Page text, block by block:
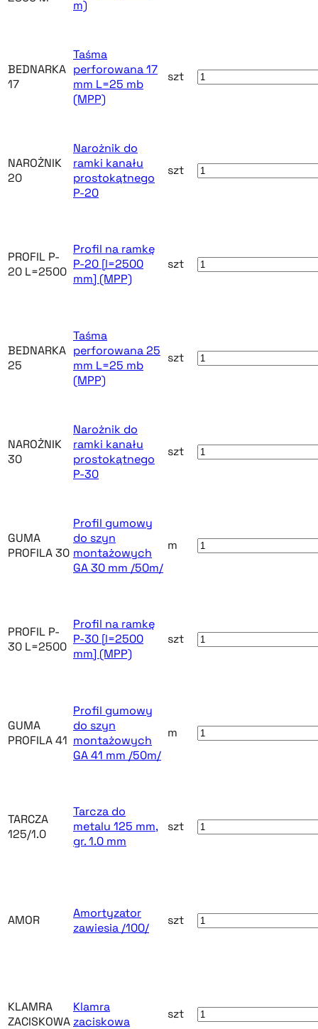
m)
BEDNARKA
17
Taśma
perforowana 17
mm L=25 mb
(MPP)
szt
NAROŻNIK
20
Narożnik do
ramki kanału
prostokątnego
P-20
szt
PROFIL P-
20 L=2500
Profil na ramkę
P-20 [l=2500
mm] (MPP)
szt
BEDNARKA
25
Taśma
perforowana 25
mm L=25 mb
(MPP)
szt
NAROŻNIK
30
Narożnik do
ramki kanału
prostokątnego
P-30
szt
GUMA
PROFILA 30
Profil gumowy
do szyn
montażowych
GA 30 mm /50m/
m
PROFIL P-
30 L=2500
Profil na ramkę
P-30 [l=2500
mm] (MPP)
szt
GUMA
PROFILA 41
Profil gumowy
do szyn
montażowych
GA 41 mm /50m/
m
TARCZA
125/1.0
Tarcza do
metalu 125 mm,
gr. 1.0 mm
szt
AMOR
Amortyzator
zawiesia /100/
szt
KLAMRA
ZACISKOWA
Klamra
zaciskowa
szt